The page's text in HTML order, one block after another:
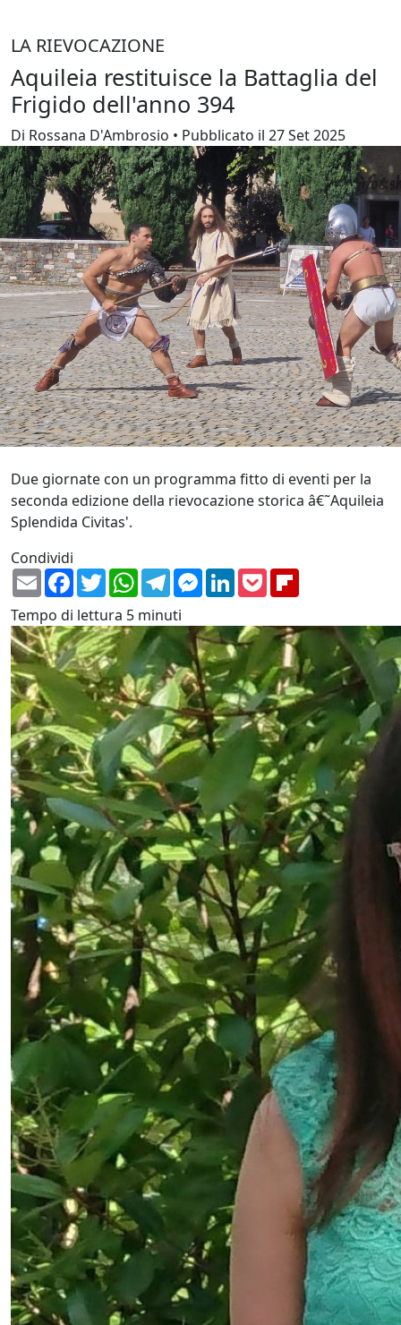
LA RIEVOCAZIONE
Aquileia restituisce la Battaglia del
Frigido dell'anno 394
Di Rossana D'Ambrosio • Pubblicato il 27 Set 2025
Due giornate con un programma fitto di eventi per la
seconda edizione della rievocazione storica â€˜Aquileia
Splendida Civitas'.
Condividi
EmailFacebook
TwitterWhatsApp
TelegramMessenger
LinkedIn
Pocket
Tempo di lettura 5 minuti